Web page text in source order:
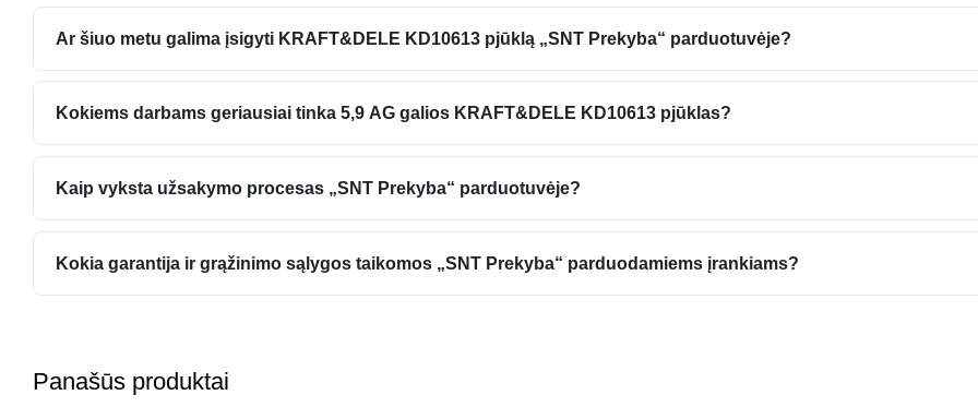
Ar šiuo metu galima įsigyti KRAFT&DELE KD10613 pjūklą „SNT Prekyba“ parduotuvėje?
Kokiems darbams geriausiai tinka 5,9 AG galios KRAFT&DELE KD10613 pjūklas?
Kaip vyksta užsakymo procesas „SNT Prekyba“ parduotuvėje?
Kokia garantija ir grąžinimo sąlygos taikomos „SNT Prekyba“ parduodamiems įrankiams?
Panašūs produktai